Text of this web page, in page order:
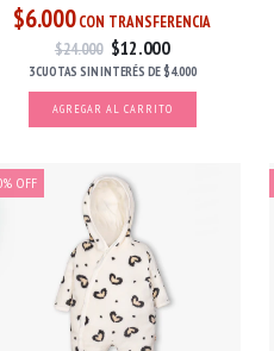
$6.000 CON TRANSFERENCIA
$24.000 $12.000
3 CUOTAS SIN INTERÉS DE$4.000
AGREGAR AL CARRITO
%OFF